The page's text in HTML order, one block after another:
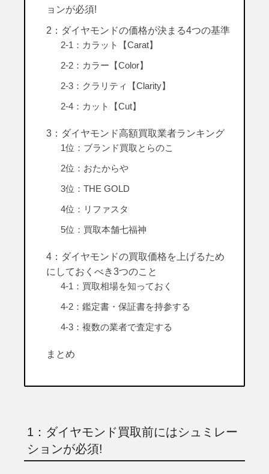
ョンが必須!
2：ダイヤモンドの価格が決まる4つの基準
2-1：カラット【Carat】
2-2：カラー【Color】
2-3：クラリティ【Clarity】
2-4：カット【Cut】
3：ダイヤモンド高額買取業者ランキング
1位：ブランド買取とらのこ
2位：おたからや
3位：THE GOLD
4位：リファスタ
5位：買取本舗七福神
4：ダイヤモンドの買取価格を上げるため
にしておくべき3つのこと
4-1：買取相場を知っておく
4-2：鑑定書・保証書を持参する
4-3：複数の業者で査定する
まとめ
1：ダイヤモンド買取前にはシュミレー
ションが必須!